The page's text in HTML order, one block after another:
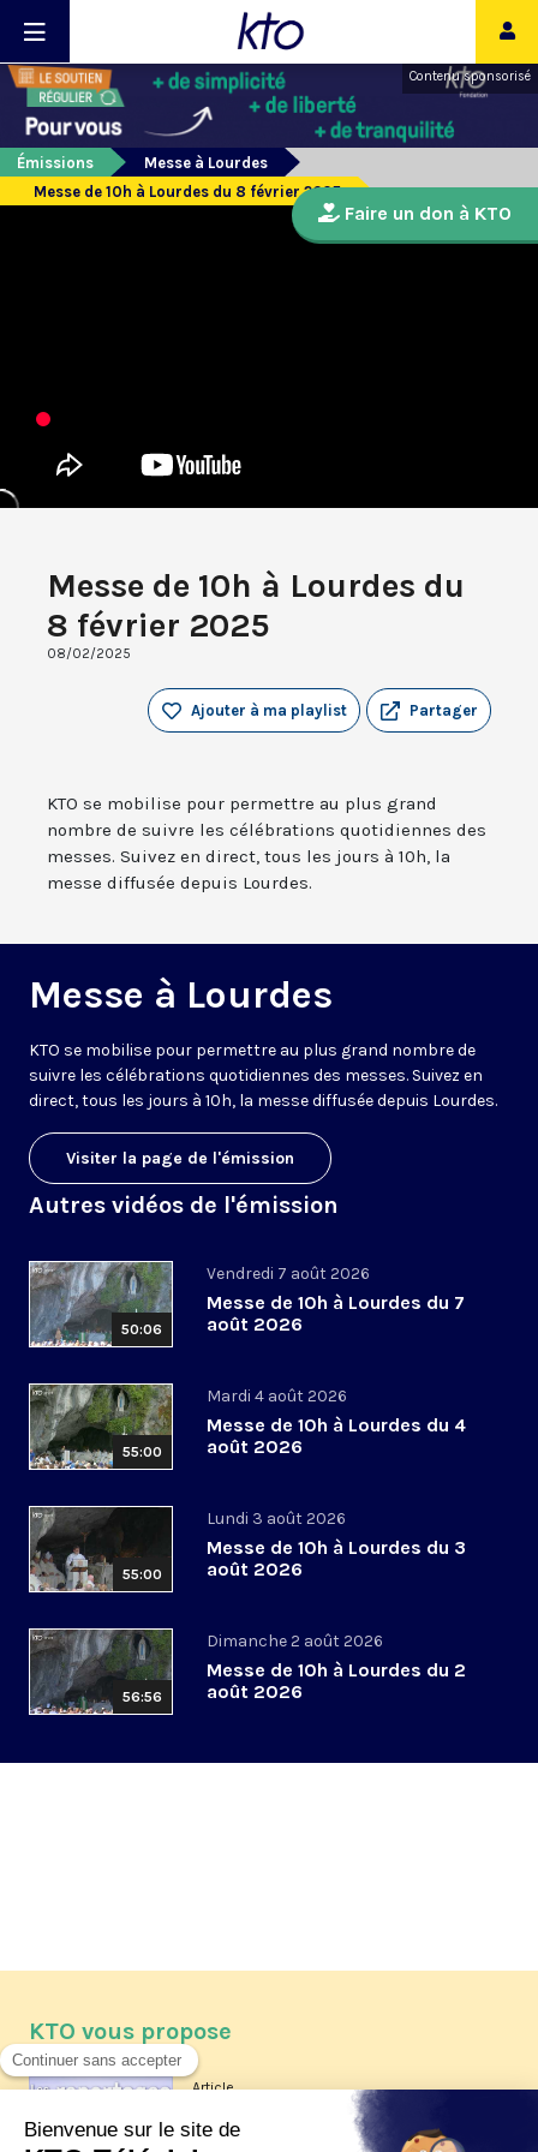
Contenu sponsorisé
Émissions
Messe à Lourdes
Messe de 10h à Lourdes du 8 février 2025
Messe de 10h à Lourdes du
8 février 2025
08/02/2025
Partager
Ajouter à ma playlist
KTO se mobilise pour permettre au plus grand
nombre de suivre les célébrations quotidiennes des
messes. Suivez en direct, tous les jours à 10h, la
messe diffusée depuis Lourdes.
Messe à Lourdes
KTO se mobilise pour permettre au plus grand nombre de
suivre les célébrations quotidiennes des messes. Suivez en
direct, tous les jours à 10h, la messe diffusée depuis Lourdes.
Visiter la page de l'émission
Autres vidéos de l'émission
50:06
Vendredi 7 août 2026
Messe de 10h à Lourdes du 7
août 2026
55:00
Mardi 4 août 2026
Messe de 10h à Lourdes du 4
août 2026
55:00
Lundi 3 août 2026
Messe de 10h à Lourdes du 3
août 2026
56:56
Dimanche 2 août 2026
Messe de 10h à Lourdes du 2
août 2026
Faire un don à KTO
KTO vous propose
Article
Les reportages d'été 2026 de KTO